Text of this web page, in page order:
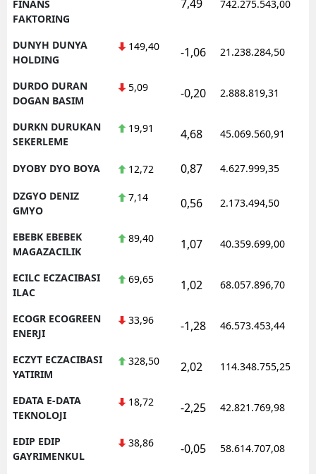
FINANS
FAKTORING
7,49 742.275.543,00
DUNYH DUNYA
HOLDING
149,40 -1,06 21.238.284,50
DURDO DURAN
DOGAN BASIM
5,09 -0,20 2.888.819,31
DURKN DURUKAN
SEKERLEME
19,91 4,68 45.069.560,91
DYOBY DYO BOYA 12,72 0,87 4.627.999,35
DZGYO DENIZ
GMYO
7,14 0,56 2.173.494,50
EBEBK EBEBEK
MAGAZACILIK
89,40 1,07 40.359.699,00
ECILC ECZACIBASI
ILAC
69,65 1,02 68.057.896,70
ECOGR ECOGREEN
ENERJI
33,96 -1,28 46.573.453,44
ECZYT ECZACIBASI
YATIRIM
328,50 2,02 114.348.755,25
EDATA E-DATA
TEKNOLOJI
18,72 -2,25 42.821.769,98
EDIP EDIP
GAYRIMENKUL
38,86 -0,05 58.614.707,08